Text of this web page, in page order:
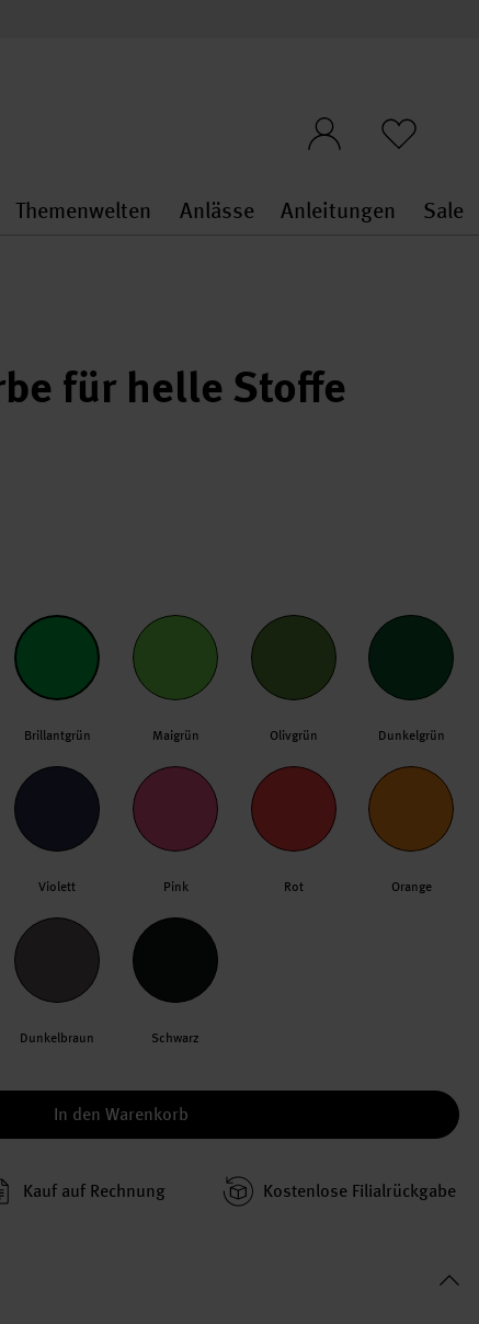
Stoffe & Sticken general.openMenu
Themenwelten
Themenwelten
Anlässe
Anlässe
Anleitungen Sale
für helle Stoffe
Brillantgrün Maigrün Olivgrün Dunkelgrün
Violett Pink Rot Orange
Dunkelbraun Schwarz
In den Warenkorb
Kauf auf Rechnung Kosten­lose Filial­rückgabe